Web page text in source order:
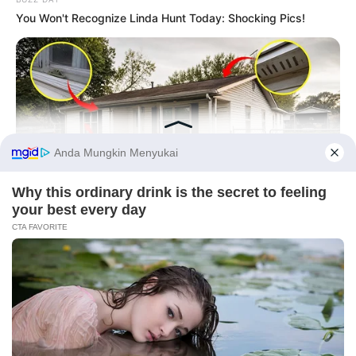
PRIVACY POLICY DISCLAIMER HUBUNGI KAMI IKLAN
Copyright © 2026 dailysia.com.
You Won't Recognize Linda Hunt Today: Shocking Pics!
NAVY SEAL'S BUG IN GUIDE
Navy SEAL: If Martial Law Is Declared, Do This Immediately
Before You Go